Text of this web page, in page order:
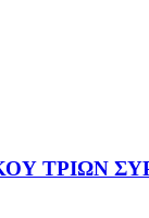
ΤΡΙΩΝ